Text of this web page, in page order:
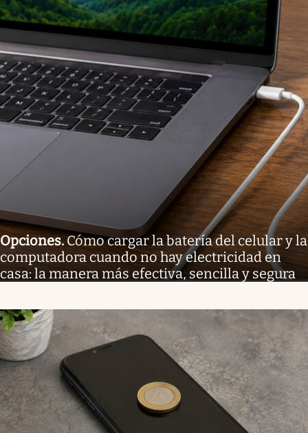
Opciones.Cómo cargar la batería del celular y la
computadora cuando no hay electricidad en
casa: la manera más efectiva, sencilla y segura